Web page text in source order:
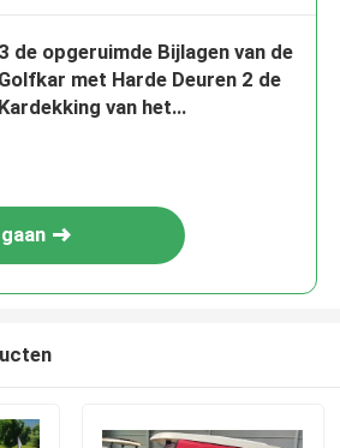
3 de opgeruimde Bijlagen van de
Golfkar met Harde Deuren 2 de
Kardekking van het